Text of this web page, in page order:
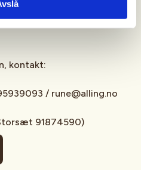
av felt vilt men det er
kr 90,- pr kilo
kontakt:
/ rune@alling.no
91874590)